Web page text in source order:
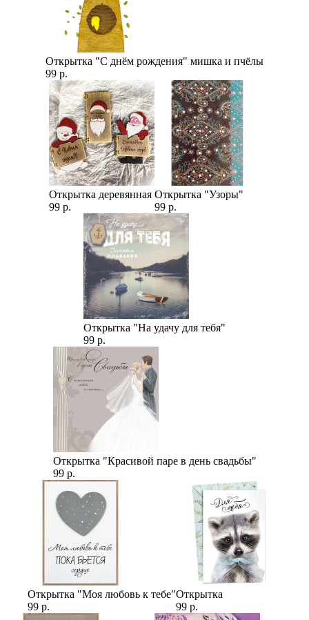
Открытка "С днём рождения" мишка и пчёлы
99 р.
Открытка деревянная
99 р.
Открытка "Узоры"
99 р.
Открытка "На удачу для тебя"
99 р.
Открытка "Красивой паре в день свадьбы"
99 р.
Открытка "Моя любовь к тебе"
99 р.
Открытка
99 р.